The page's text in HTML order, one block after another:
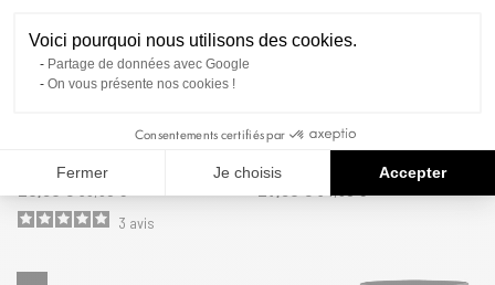
Sonic Imprimé Comics | FREEGUN
3 avis
Confort, Respirant, Stretch
Voici pourquoi nous utilisons des cookies.
Partage de données avec Google
On vous présente nos cookies !
Consentements certifiés par
Fermer Je choisis Accepter